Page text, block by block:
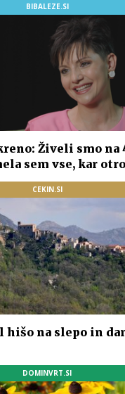
BIBALEZE.SI
Živeli smo na
sem vse, kar
CEKIN.SI
na slepo in
DOMINVRT.SI